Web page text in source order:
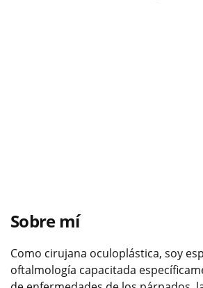
Sobre mí
Como cirujana oculoplástica, soy
oftalmología capacitada